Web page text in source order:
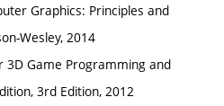
Graphics: Principles and
Wesley, 2014
3D Game Programming and
3rd Edition, 2012